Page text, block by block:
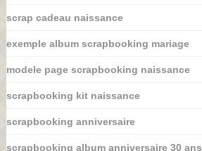
scrap cadeau naissance
exemple album scrapbooking mariage
modele page scrapbooking naissance
scrapbooking kit naissance
scrapbooking anniversaire
scrapbooking album anniversaire 30 ans